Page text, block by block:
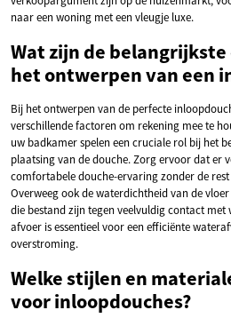
naar een woning met een vleugje luxe.
Wat zijn de
het ontwerpen van een
Bij het ontwerpen van de perfecte
verschillende factoren om rekening mee te
uw badkamer spelen een cruciale rol bij het
plaatsing van de douche. Zorg ervoor dat er
comfortabele douche-ervaring zonder de
Overweeg ook de waterdichtheid van de
die bestand zijn tegen veelvuldig contact met
afvoer is essentieel voor een efficiënte
overstroming.
Welke stijlen en
voor inloopdouches?